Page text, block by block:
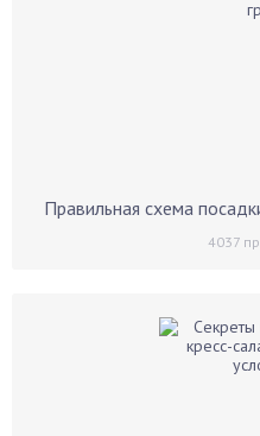
Правильная схема
4037